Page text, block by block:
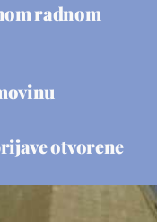
radnom
otvorene